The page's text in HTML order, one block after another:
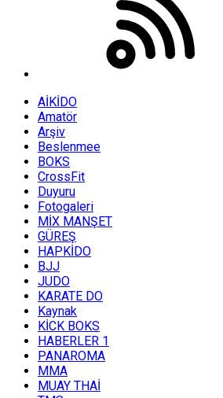
AİKİDO
Amatör
Arşiv
Beslenmee
BOKS
CrossFit
Duyuru
Fotogaleri
MİX MANŞET
GÜREŞ
HAPKİDO
BJJ
JUDO
KARATE DO
Kaynak
KİCK BOKS
HABERLER 1
PANAROMA
MMA
MUAY THAİ